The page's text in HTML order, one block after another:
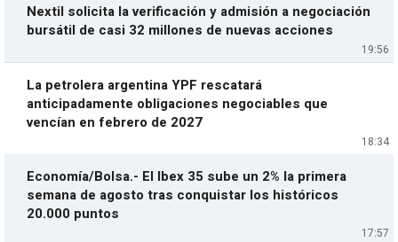
19:56
Nextil solicita la verificación y admisión a negociación
bursátil de casi 32 millones de nuevas acciones
18:34
La petrolera argentina YPF rescatará
anticipadamente obligaciones negociables que
vencían en febrero de 2027
17:57
Economía/Bolsa.- El Ibex 35 sube un 2% la primera
semana de agosto tras conquistar los históricos
20.000 puntos